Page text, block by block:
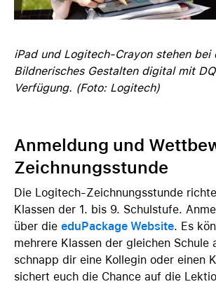
iPad und Logitech-Crayon stehen bei
Bildnerisches Gestalten digital mit
Verfügung. (Foto: Logitech)
Anmeldung und
Zeichnungsstunde
Die Logitech-Zeichnungsstunde
Klassen der 1. bis 9. Schulstufe.
über die eduPackage Website. Es
mehrere Klassen der gleichen Schule
schnapp dir eine Kollegin oder einen
sichert euch die Chance auf die